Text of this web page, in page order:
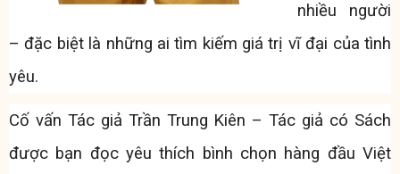
nhiều người
– đặc biệt là những ai tìm kiếm giá trị vĩ đại của tình
yêu.
Cố vấn Tác giả Trần Trung Kiên – Tác giả có Sách
được bạn đọc yêu thích bình chọn hàng đầu Việt